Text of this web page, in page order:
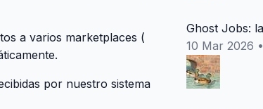
Ghost Jobs:
10 Mar 2026
a varios marketplaces (
por nuestro sistema